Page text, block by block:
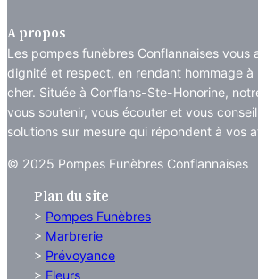
A propos
Les pompes funèbres Conflannaises vous
dignité et respect, en rendant hommage
cher. Située à Conflans-Ste-Honorine,
vous soutenir, vous écouter et vous
solutions sur mesure qui répondent à vos
© 2025 Pompes Funèbres Conflannaises
Plan du site
> Pompes Funèbres
> Marbrerie
> Prévoyance
> Fleurs